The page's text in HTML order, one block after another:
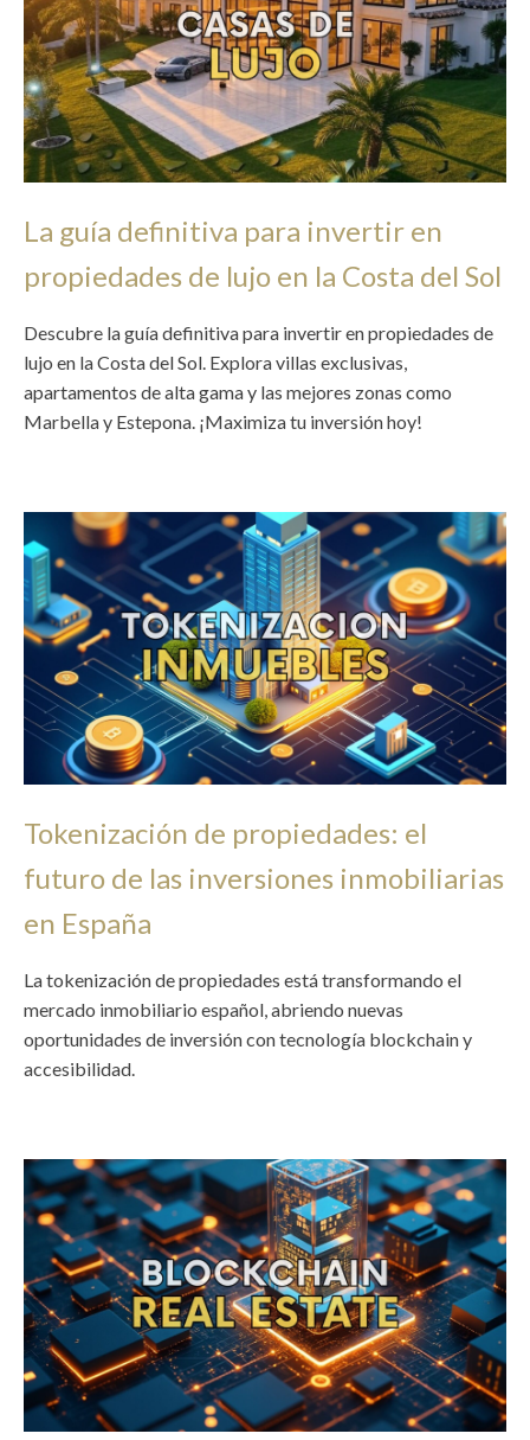
La guía definitiva para invertir en
propiedades de lujo en la Costa del Sol
Descubre la guía definitiva para invertir en propiedades de
lujo en la Costa del Sol. Explora villas exclusivas,
apartamentos de alta gama y las mejores zonas como
Marbella y Estepona. ¡Maximiza tu inversión hoy!
Tokenización de propiedades: el
futuro de las inversiones inmobiliarias
en España
La tokenización de propiedades está transformando el
mercado inmobiliario español, abriendo nuevas
oportunidades de inversión con tecnología blockchain y
accesibilidad.